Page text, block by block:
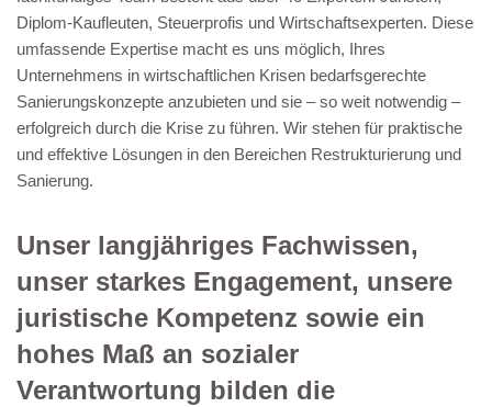
Diplom-Kaufleuten, Steuerprofis und Wirtschaftsexperten. Diese
umfassende Expertise macht es uns möglich, Ihres
Unternehmens in wirtschaftlichen Krisen bedarfsgerechte
Sanierungskonzepte anzubieten und sie – so weit notwendig –
erfolgreich durch die Krise zu führen. Wir stehen für praktische
und effektive Lösungen in den Bereichen Restrukturierung und
Sanierung.
Unser langjähriges Fachwissen,
unser starkes Engagement, unsere
juristische Kompetenz sowie ein
hohes Maß an sozialer
Verantwortung bilden die